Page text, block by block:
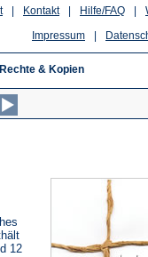
Hilfe/FAQ
Kontakt
Impressum
& Kopien
12